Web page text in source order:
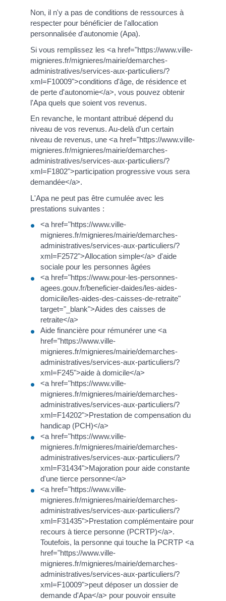
Non, il n'y a pas de conditions de ressources à
respecter pour bénéficier de l'allocation
personnalisée d'autonomie (Apa).
Si vous remplissez les <a href="https://www.ville-
mignieres.fr/mignieres/mairie/demarches-
administratives/services-aux-particuliers/?
xml=F10009">conditions d'âge, de résidence et
de perte d'autonomie</a>, vous pouvez obtenir
l'Apa quels que soient vos revenus.
En revanche, le montant attribué dépend du
niveau de vos revenus. Au-delà d'un certain
niveau de revenus, une <a href="https://www.ville-
mignieres.fr/mignieres/mairie/demarches-
administratives/services-aux-particuliers/?
xml=F1802">participation progressive vous sera
demandée</a>.
L'Apa ne peut pas être cumulée avec les
prestations suivantes :
<a href="https://www.ville-
mignieres.fr/mignieres/mairie/demarches-
administratives/services-aux-particuliers/?
xml=F2572">Allocation simple</a> d'aide
sociale pour les personnes âgées
<a href="https://www.pour-les-personnes-
agees.gouv.fr/beneficier-daides/les-aides-
domicile/les-aides-des-caisses-de-retraite"
target="_blank">Aides des caisses de
retraite</a>
Aide financière pour rémunérer une <a
href="https://www.ville-
mignieres.fr/mignieres/mairie/demarches-
administratives/services-aux-particuliers/?
xml=F245">aide à domicile</a>
<a href="https://www.ville-
mignieres.fr/mignieres/mairie/demarches-
administratives/services-aux-particuliers/?
xml=F14202">Prestation de compensation du
handicap (PCH)</a>
<a href="https://www.ville-
mignieres.fr/mignieres/mairie/demarches-
administratives/services-aux-particuliers/?
xml=F31434">Majoration pour aide constante
d'une tierce personne</a>
<a href="https://www.ville-
mignieres.fr/mignieres/mairie/demarches-
administratives/services-aux-particuliers/?
xml=F31435">Prestation complémentaire pour
recours à tierce personne (PCRTP)</a>.
Toutefois, la personne qui touche la PCRTP <a
href="https://www.ville-
mignieres.fr/mignieres/mairie/demarches-
administratives/services-aux-particuliers/?
xml=F10009">peut déposer un dossier de
demande d'Apa</a> pour pouvoir ensuite